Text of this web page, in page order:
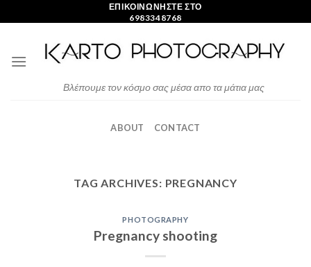
to
ΕΠΙΚΟΙΝΩΝΗΣΤΕ ΣΤΟ
6983348768
Βλέπουμε τον κόσμο σας μέσα απο τα μάτια μας
ABOUT CONTACT
TAG ARCHIVES: PREGNANCY
PHOTOGRAPHY
Pregnancy shooting